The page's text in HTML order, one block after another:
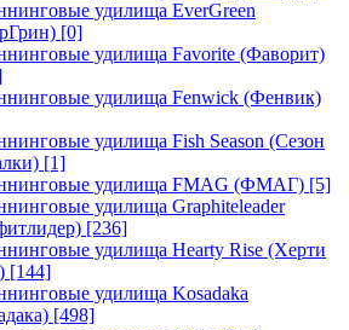
удилища EverGreen
[0]
удилища Favorite (Фаворит)
удилища Fenwick (Фенвик)
удилища Fish Season (Сезон
[1]
удилища FMAG (ФМАГ) [5]
удилища Graphiteleader
[236]
удилища Hearty Rise (Херти
[144]
удилища Kosadaka
[498]